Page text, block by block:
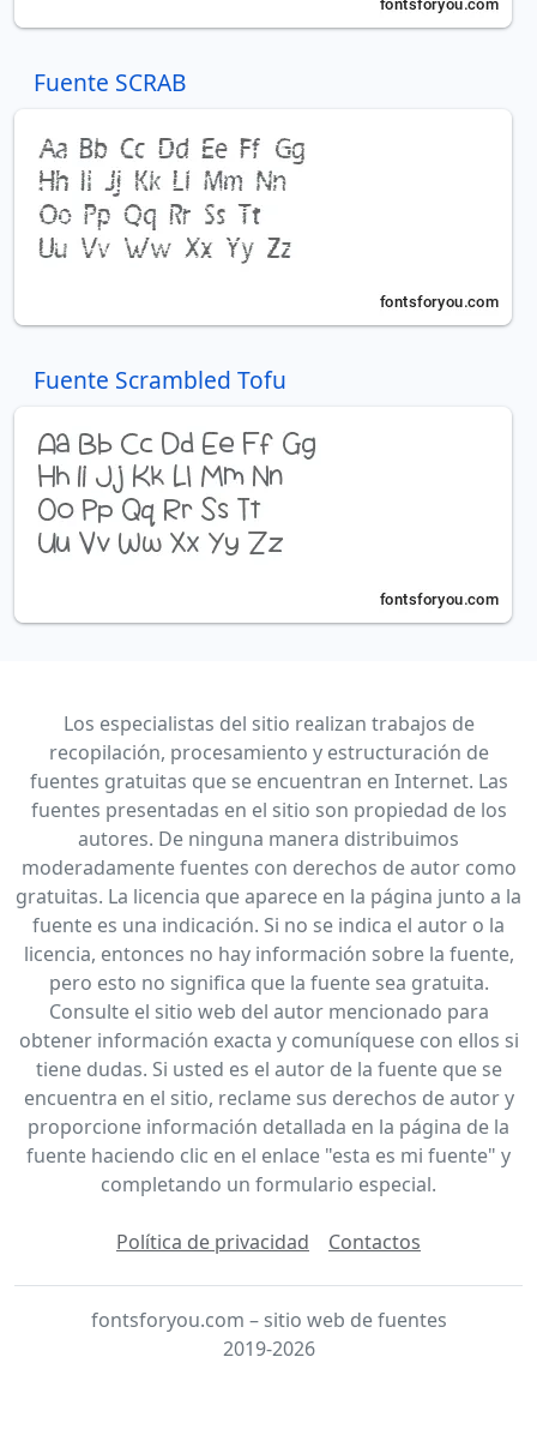
Fuente SCRAB
Fuente Scrambled Tofu
Los especialistas del sitio realizan trabajos de
recopilación, procesamiento y estructuración de
fuentes gratuitas que se encuentran en Internet. Las
fuentes presentadas en el sitio son propiedad de los
autores. De ninguna manera distribuimos
moderadamente fuentes con derechos de autor como
gratuitas. La licencia que aparece en la página junto a la
fuente es una indicación. Si no se indica el autor o la
licencia, entonces no hay información sobre la fuente,
pero esto no significa que la fuente sea gratuita.
Consulte el sitio web del autor mencionado para
obtener información exacta y comuníquese con ellos si
tiene dudas. Si usted es el autor de la fuente que se
encuentra en el sitio, reclame sus derechos de autor y
proporcione información detallada en la página de la
fuente haciendo clic en el enlace "esta es mi fuente" y
completando un formulario especial.
Política de privacidad Contactos
fontsforyou.com – sitio web de fuentes
2019-2026